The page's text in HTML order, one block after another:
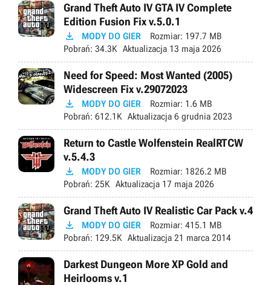
Grand Theft Auto IV GTA IV Complete
Edition Fusion Fix v.5.0.1
 MODY DO GIER Rozmiar: 197.7 MB
Pobrań: 34.3K Aktualizacja 13 maja 2026
Need for Speed: Most Wanted (2005)
Widescreen Fix v.29072023
 MODY DO GIER Rozmiar: 1.6 MB
Pobrań: 612.1K Aktualizacja 6 grudnia 2023
Return to Castle Wolfenstein RealRTCW
v.5.4.3
 MODY DO GIER Rozmiar: 1826.2 MB
Pobrań: 25K Aktualizacja 17 maja 2026
Grand Theft Auto IV Realistic Car Pack v.4
 MODY DO GIER Rozmiar: 415.1 MB
Pobrań: 129.5K Aktualizacja 21 marca 2014
Darkest Dungeon More XP Gold and
Heirlooms v.1